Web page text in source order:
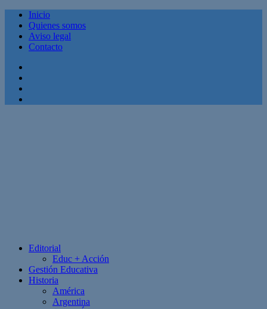
Inicio
Quienes somos
Aviso legal
Contacto
Editorial
Educ + Acción
Gestión Educativa
Historia
América
Argentina